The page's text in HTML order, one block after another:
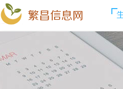
繁昌信息网